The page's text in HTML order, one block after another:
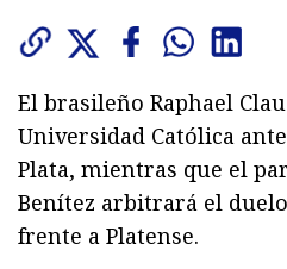
El brasileño Raphael
Universidad Católica
Plata, mientras que el
Benítez arbitrará el
frente a Platense.